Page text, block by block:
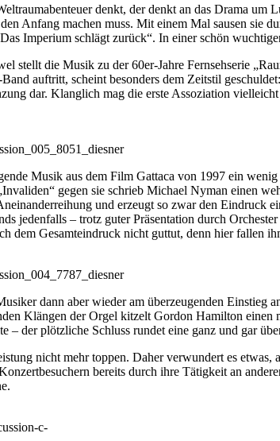
denkt, der denkt an das Drama
Anfang machen muss. Mit einem Mal sausen
Imperium schlägt zurück“. In einer schön
stellt die Musik zu der 60er-Jahre Fernsehserie
auftritt, scheint besonders dem Zeitstil
dar. Klanglich mag die erste Assoziation
Musik aus dem Film Gattaca von 1997 ein
gegen sie schrieb Michael Nyman einen
und erzeugt so zwar den Eindruck
jedenfalls – trotz guter Präsentation durch
dem Gesamteindruck nicht guttut, denn hier fallen
dann aber wieder am überzeugenden
Klängen der Orgel kitzelt Gordon Hamilton
– der plötzliche Schluss rundet eine ganz und gar
nicht mehr toppen. Daher verwundert es
bereits durch ihre Tätigkeit an
c-